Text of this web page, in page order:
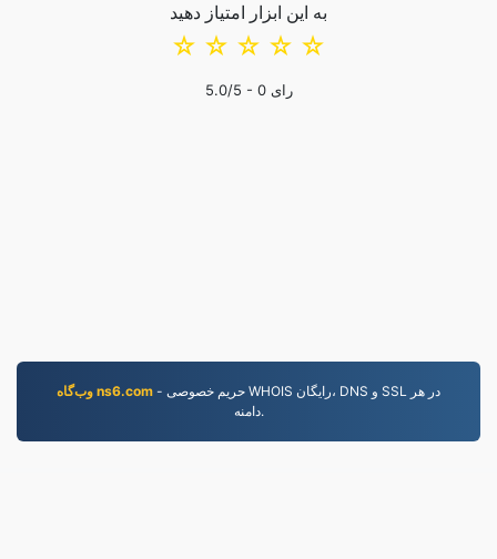
به این ابزار امتیاز دهید
☆
☆
☆
☆
☆
5.0/5 - 0 رای
وب‌گاه ns6.com - حریم خصوصی WHOIS رایگان، DNS و SSL در هر
دامنه.